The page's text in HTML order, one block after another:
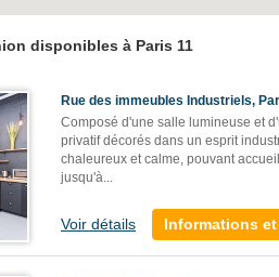
disponibles à Paris 11
Rue des immeubles Industriels,
Composé d'une salle lumineuse et
privatif décorés dans un esprit
chaleureux et calme, pouvant
jusqu'à...
Voir détails Informations